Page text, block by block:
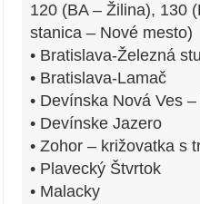
120 (BA – Žilina), 130
stanica – Nové mesto)
• Bratislava-Železná
• Bratislava-Lamač
• Devínska Nová Ves
• Devínske Jazero
• Zohor – križovatka s
• Plavecký Štvrtok
• Malacky